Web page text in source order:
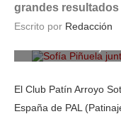
grandes
Escrito por Redacción
El Club Patín Arroyo
España de PAL